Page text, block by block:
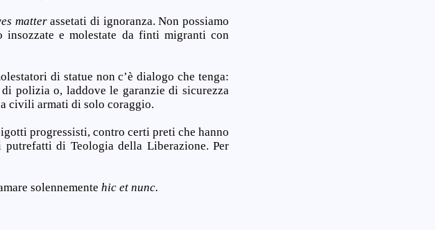
matterassetati di ignoranza. Non possiamo
insozzate e molestate da finti migranti con
di statue non c’è dialogo che tenga:
polizia o, laddove le garanzie di sicurezza
civili armati di solo coraggio.
progressisti, contro certi preti che hanno
di Teologia della Liberazione. Per
solennemente hic et nunc.